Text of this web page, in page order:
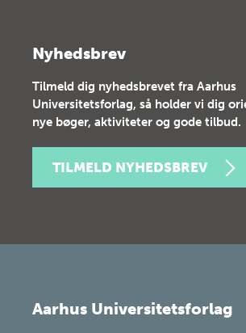
Nyhedsbrev
Tilmeld dig nyhedsbrevet fra Aarhus
Universitetsforlag, så holder vi dig
nye bøger, aktiviteter og gode tilbud.
TILMELD NYHEDSBREV
Aarhus Universitetsforlag